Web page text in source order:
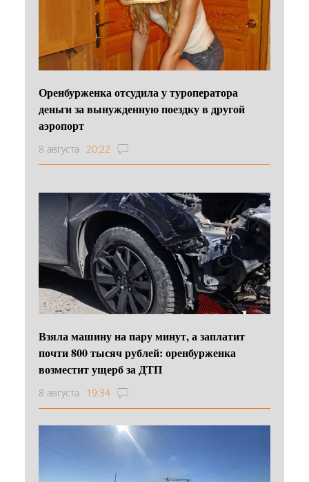
Оренбурженка отсудила у туроператора
деньги за вынужденную поездку в другой
аэропорт
8 августа 20:22
Взяла машину на пару минут, а заплатит
почти 800 тысяч рублей: оренбурженка
возместит ущерб за ДТП
8 августа 19:34